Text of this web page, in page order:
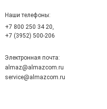
Наши телефоны:
+7 800 250 34 20,
+7 (3952) 500-206
Электронная почта:
almaz@almazcom.ru
service@almazcom.ru